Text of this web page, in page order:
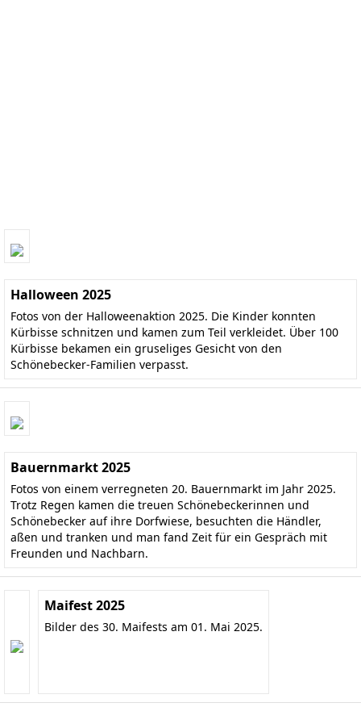
Halloween 2025
Fotos von der Halloweenaktion 2025. Die Kinder konnten
Kürbisse schnitzen und kamen zum Teil verkleidet. Über 100
Kürbisse bekamen ein gruseliges Gesicht von den
Schönebecker-Familien verpasst.
Bauernmarkt 2025
Fotos von einem verregneten 20. Bauernmarkt im Jahr 2025.
Trotz Regen kamen die treuen Schönebeckerinnen und
Schönebecker auf ihre Dorfwiese, besuchten die Händler,
aßen und tranken und man fand Zeit für ein Gespräch mit
Freunden und Nachbarn.
Maifest 2025
Bilder des 30. Maifests am 01. Mai 2025.